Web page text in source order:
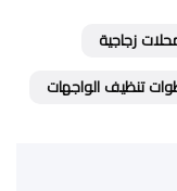
زجاجية
تنظيف الواجهات